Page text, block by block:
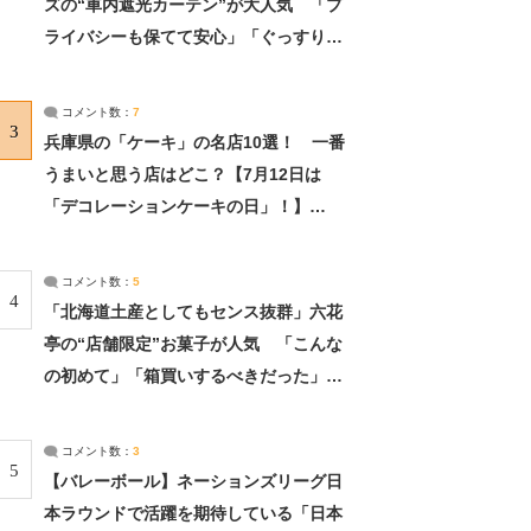
ズの“車内遮光カーテン”が大人気 「プ
ライバシーも保てて安心」「ぐっすり眠
3
コメント数： 7
兵庫県の「ケーキ」の名店10選！ 一番
うまいと思う店はどこ？【7月12日は
「デコレーションケーキの日」！】
4
コメント数： 5
「北海道土産としてもセンス抜群」六花
亭の“店舗限定”お菓子が人気 「こんな
の初めて」「箱買いするべきだった」
5
コメント数： 3
【バレーボール】ネーションズリーグ日
本ラウンドで活躍を期待している「日本